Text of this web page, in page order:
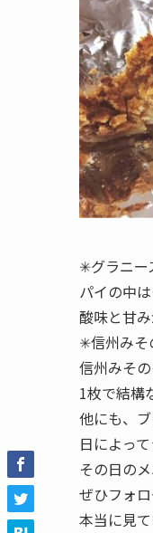
✳︎グラニー
パイの中
酸味と甘
✳︎信州みそ
信州みそ
1枚で結構
他にも、
日によっ
その日の
ぜひフォ
本当に見